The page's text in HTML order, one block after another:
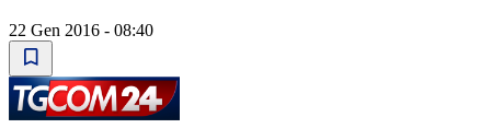
22 Gen 2016 - 08:40